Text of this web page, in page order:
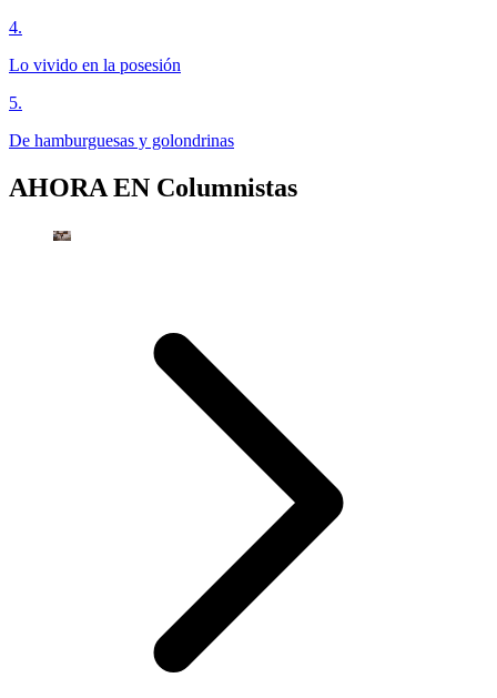
4.
Lo vivido en la posesión
5.
De hamburguesas y golondrinas
AHORA EN Columnistas